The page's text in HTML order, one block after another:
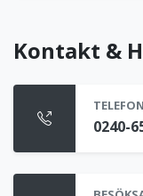
Kontakt &
TELEFON
0240-